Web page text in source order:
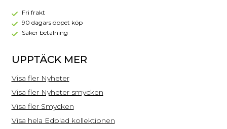
Fri frakt
90 dagars öppet köp
Säker betalning
UPPTÄCK MER
Visa fler Nyheter
Visa fler Nyheter smycken
Visa fler Smycken
Visa hela Edblad kollektionen